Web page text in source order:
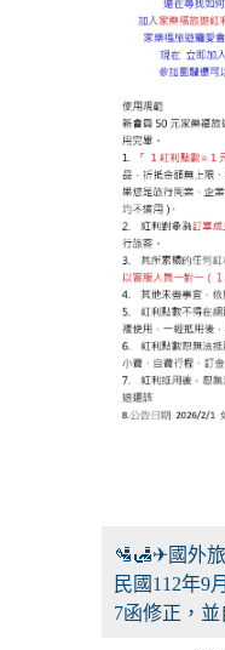
🛂🛃✈國外
民國112年9
7函修正，並